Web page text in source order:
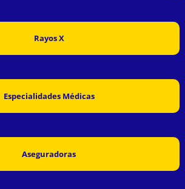
Rayos X
Especialidades Médicas
Aseguradoras